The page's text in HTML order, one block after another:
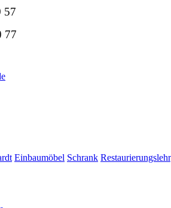
57
77
Einbaumöbel Schrank